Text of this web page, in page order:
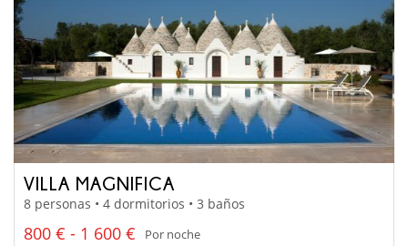
VILLA MAGNIFICA
8 personas • 4 dormitorios • 3 baños
800 € - 1 600 €
Por noche